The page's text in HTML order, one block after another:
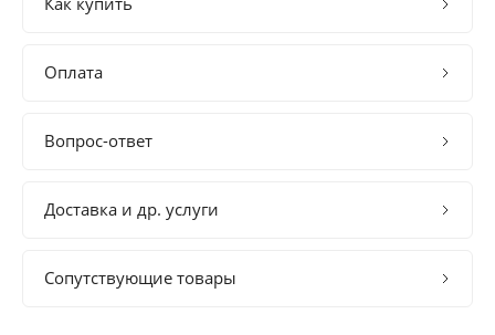
Оплата
Вопрос-ответ
Доставка и др. услуги
Сопутствующие товары